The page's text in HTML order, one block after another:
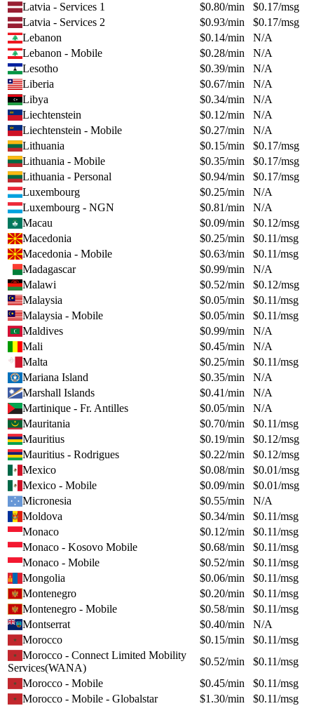
Latvia - Services 1
$0.80/min $0.17/msg
Latvia - Services 2
$0.93/min $0.17/msg
Lebanon
$0.14/min
N/A
Lebanon - Mobile
$0.28/min
N/A
Lesotho
$0.39/min
N/A
Liberia
$0.67/min
N/A
Libya
$0.34/min
N/A
Liechtenstein
$0.12/min
N/A
Liechtenstein - Mobile
$0.27/min
N/A
Lithuania
$0.15/min $0.17/msg
Lithuania - Mobile
$0.35/min $0.17/msg
Lithuania - Personal
$0.94/min $0.17/msg
Luxembourg
$0.25/min
N/A
Luxembourg - NGN
$0.81/min
N/A
Macau
$0.09/min $0.12/msg
Macedonia
$0.25/min $0.11/msg
Macedonia - Mobile
$0.63/min $0.11/msg
Madagascar
$0.99/min
N/A
Malawi
$0.52/min $0.12/msg
Malaysia
$0.05/min $0.11/msg
Malaysia - Mobile
$0.05/min $0.11/msg
Maldives
$0.99/min
N/A
Mali
$0.45/min
N/A
Malta
$0.25/min $0.11/msg
Mariana Island
$0.35/min
N/A
Marshall Islands
$0.41/min
N/A
Martinique - Fr. Antilles
$0.05/min
N/A
Mauritania
$0.70/min $0.11/msg
Mauritius
$0.19/min $0.12/msg
Mauritius - Rodrigues
$0.22/min $0.12/msg
Mexico
$0.08/min $0.01/msg
Mexico - Mobile
$0.09/min $0.01/msg
Micronesia
$0.55/min
N/A
Moldova
$0.34/min $0.11/msg
Monaco
$0.12/min $0.11/msg
Monaco - Kosovo Mobile
$0.68/min $0.11/msg
Monaco - Mobile
$0.52/min $0.11/msg
Mongolia
$0.06/min $0.11/msg
Montenegro
$0.20/min $0.11/msg
Montenegro - Mobile
$0.58/min $0.11/msg
Montserrat
$0.40/min
N/A
Morocco
$0.15/min $0.11/msg
Morocco - Connect Limited Mobility
Services(WANA)
$0.52/min $0.11/msg
Morocco - Mobile
$0.45/min $0.11/msg
Morocco - Mobile - Globalstar
$1.30/min $0.11/msg